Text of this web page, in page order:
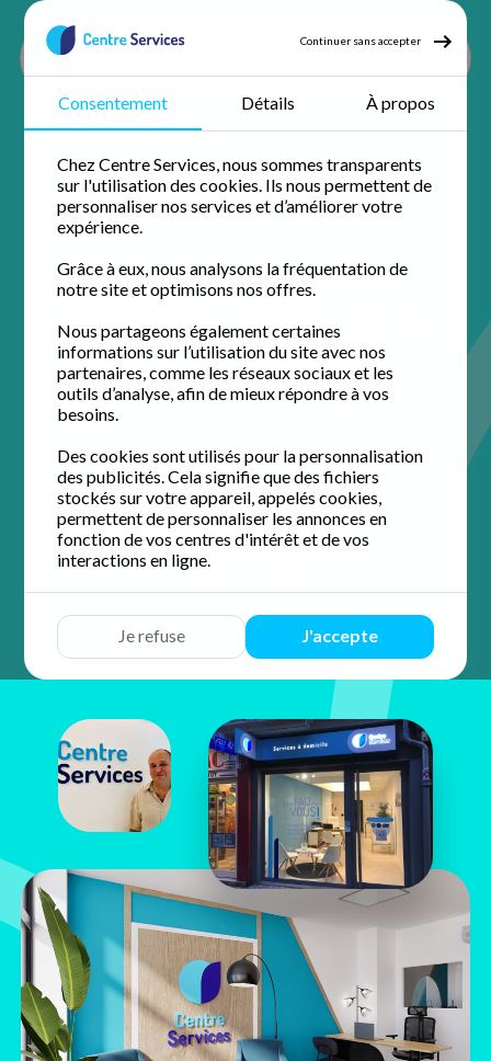
Continuer sans accepter
Consentement Détails À propos
Chez Centre Services, nous sommes transparents
sur l'utilisation des cookies. Ils nous permettent de
personnaliser nos services et d’améliorer votre
expérience.
Grâce à eux, nous analysons la fréquentation de
notre site et optimisons nos offres.
Nous partageons également certaines
informations sur l’utilisation du site avec nos
partenaires, comme les réseaux sociaux et les
outils d’analyse, afin de mieux répondre à vos
besoins.
Des cookies sont utilisés pour la personnalisation
des publicités. Cela signifie que des fichiers
stockés sur votre appareil, appelés cookies,
permettent de personnaliser les annonces en
fonction de vos centres d'intérêt et de vos
interactions en ligne.
Je refuse J'accepte
Ménage à domicile à
Unieux
Profitez de 50% de crédit d'impôt immédiat avec votre
4.7 / 5 sur 96 avisGoogle
Devis Discuter Y aller Appeler
Jacques
Merley
9, rue du Président Wilson
42000 Saint-Étienne